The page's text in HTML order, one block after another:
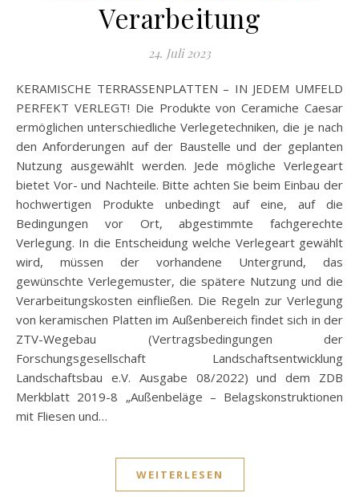
Verarbeitung
24. Juli 2023
KERAMISCHE TERRASSENPLATTEN – IN JEDEM UMFELD
PERFEKT VERLEGT! Die Produkte von Ceramiche Caesar
ermöglichen unterschiedliche Verlegetechniken, die je nach
den Anforderungen auf der Baustelle und der geplanten
Nutzung ausgewählt werden. Jede mögliche Verlegeart
bietet Vor- und Nachteile. Bitte achten Sie beim Einbau der
hochwertigen Produkte unbedingt auf eine, auf die
Bedingungen vor Ort, abgestimmte fachgerechte
Verlegung. In die Entscheidung welche Verlegeart gewählt
wird, müssen der vorhandene Untergrund, das
gewünschte Verlegemuster, die spätere Nutzung und die
Verarbeitungskosten einfließen. Die Regeln zur Verlegung
von keramischen Platten im Außenbereich findet sich in der
ZTV-Wegebau (Vertragsbedingungen der
Forschungsgesellschaft Landschaftsentwicklung
Landschaftsbau e.V. Ausgabe 08/2022) und dem ZDB
Merkblatt 2019-8 „Außenbeläge – Belagskonstruktionen
mit Fliesen und…
WEITERLESEN